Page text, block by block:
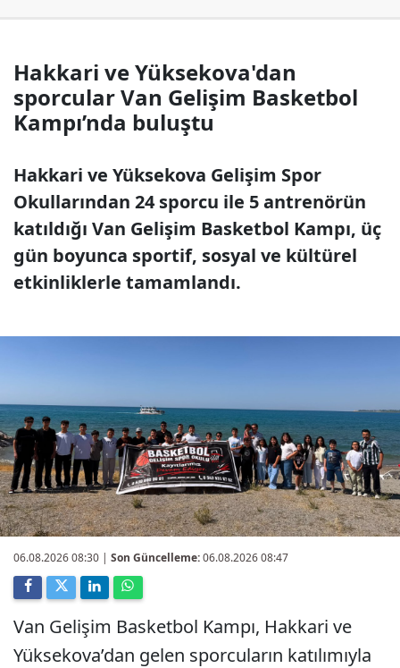
Hakkari ve Yüksekova'dan
sporcular Van Gelişim Basketbol
Kampı’nda buluştu
Hakkari ve Yüksekova Gelişim Spor
Okullarından 24 sporcu ile 5 antrenörün
katıldığı Van Gelişim Basketbol Kampı, üç
gün boyunca sportif, sosyal ve kültürel
etkinliklerle tamamlandı.
06.08.2026 08:30 | Son Güncelleme:06.08.2026 08:47
Van Gelişim Basketbol Kampı, Hakkari ve
Yüksekova’dan gelen sporcuların katılımıyla